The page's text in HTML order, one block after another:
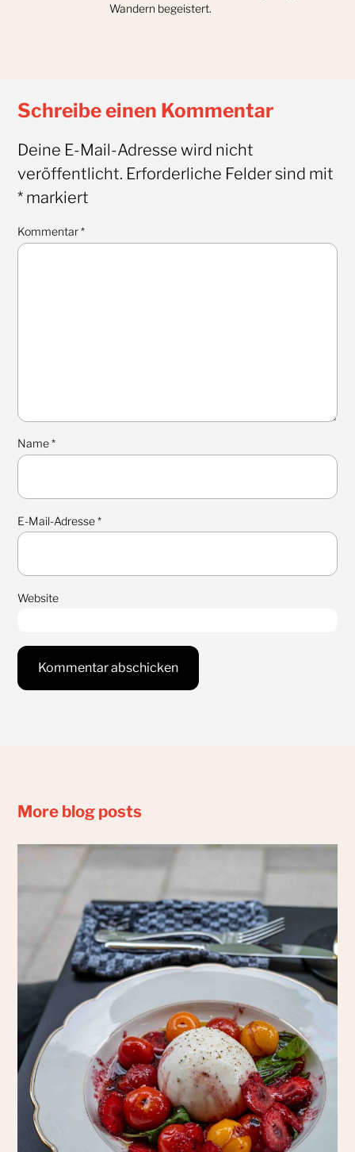
Wandern begeistert.
Schreibe einen Kommentar
Deine E-Mail-Adresse wird nicht
veröffentlicht. Erforderliche Felder sind mit
*markiert
Kommentar*
Name*
E-Mail-Adresse*
Website
More blog posts